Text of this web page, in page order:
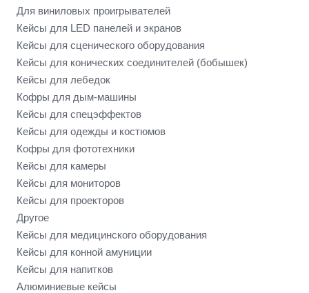
Для виниловых проигрывателей
Кейсы для LED панелей и экранов
Кейсы для сценического оборудования
Кейсы для конических соединителей (бобышек)
Кейсы для лебедок
Кофры для дым-машины
Кейсы для спецэффектов
Кейсы для одежды и костюмов
Кофры для фототехники
Кейсы для камеры
Кейсы для мониторов
Кейсы для проекторов
Другое
Кейсы для медицинского оборудования
Кейсы для конной амуниции
Кейсы для напитков
Алюминиевые кейсы